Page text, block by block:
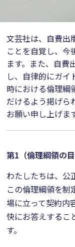
文芸社は、自費出
ことを自覚し、今
ます。また、自費
し、自律的にガイ
時における倫理綱
だけるよう掲げら
お願い申し上げま
第1（倫理綱領の目
わたしたちは、公
この倫理綱領を制
場に立って契約内
快にお答えするこ
す。